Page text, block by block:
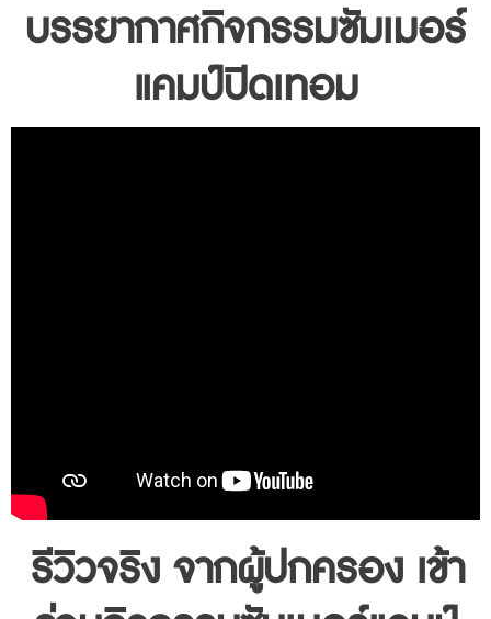
บรรยากาศกิจกรรมซัมเมอร์
แคมป์ปิดเทอม
รีวิวจริง จากผู้ปกครอง เข้า